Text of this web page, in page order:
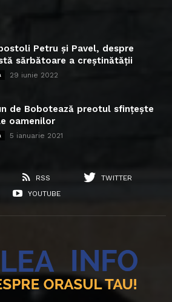
Petru și Pavel, despre
sărbătoare a creștinătății
29 iunie 2022
de Bobotează preotul sfințește
oamenilor
5 ianuarie 2021
RSS
TWITTER
YOUTUBE